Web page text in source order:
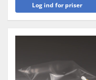
Log ind for priser